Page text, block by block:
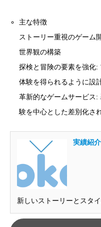
主な特徴
ストーリー重視のゲーム
世界観の構築
探検と冒険の要素を強化
体験を得られるように設
革新的なゲームサービス
験を中心とした差別化さ
実績紹
新しいストーリーとスタ